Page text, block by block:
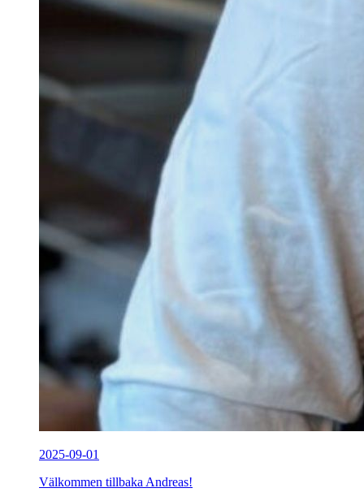
2025-09-01
Välkommen tillbaka Andreas!